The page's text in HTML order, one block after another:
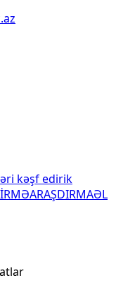
kəşf edirik
ARAŞDIRMAƏL